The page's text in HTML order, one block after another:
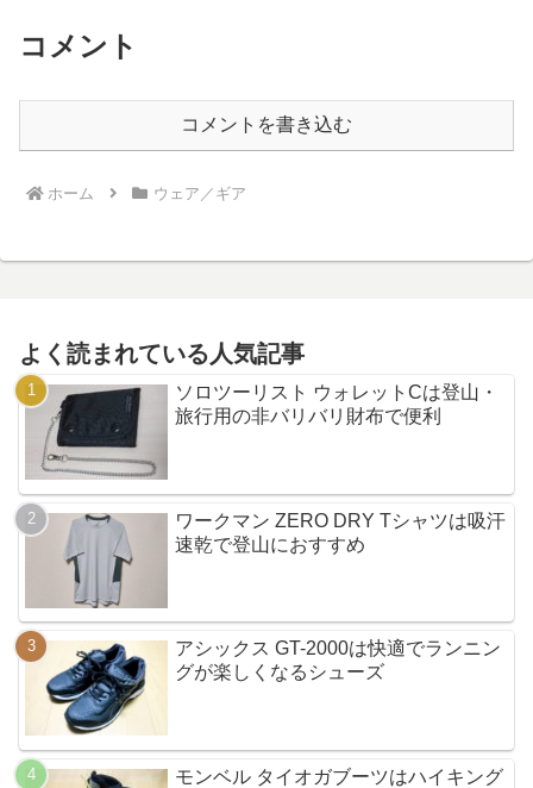
コメント
コメントを書き込む
ホーム ウェア／ギア
よく読まれている人気記事
ソロツーリスト ウォレットCは登山・
旅行用の非バリバリ財布で便利
ワークマン ZERO DRY Tシャツは吸汗
速乾で登山におすすめ
アシックス GT-2000は快適でランニン
グが楽しくなるシューズ
モンベル タイオガブーツはハイキング